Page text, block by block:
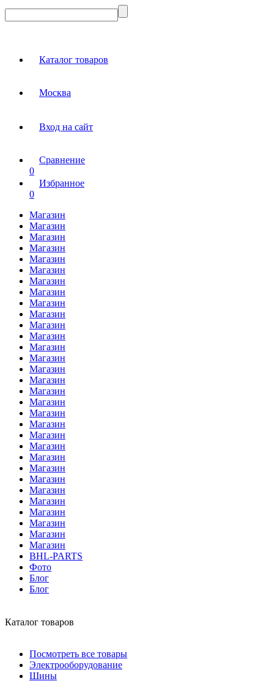
Каталог товаров
Москва
Вход на сайт
Сравнение
0
Избранное
0
Магазин
Магазин
Магазин
Магазин
Магазин
Магазин
Магазин
Магазин
Магазин
Магазин
Магазин
Магазин
Магазин
Магазин
Магазин
Магазин
Магазин
Магазин
Магазин
Магазин
Магазин
Магазин
Магазин
Магазин
Магазин
Магазин
Магазин
Магазин
Магазин
Магазин
Магазин
BHL-PARTS
Фото
Блог
Блог
Каталог товаров
Посмотреть все товары
Электрооборудование
Шины